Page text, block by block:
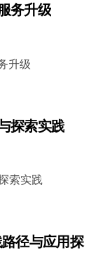
务升级
升级
探索实践
索实践
径与应用探